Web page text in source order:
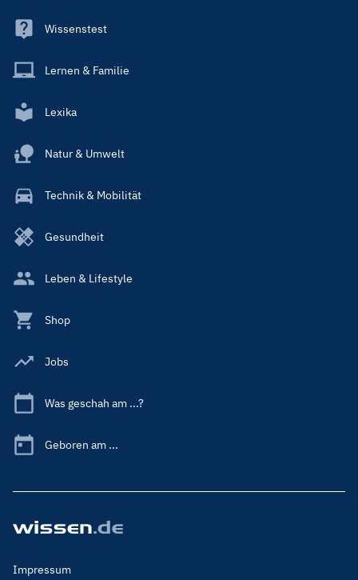
Wissenstest
Lernen & Familie
Lexika
Natur & Umwelt
Technik & Mobilität
Gesundheit
Leben & Lifestyle
Shop
Jobs
Was geschah am ...?
Geboren am ...
Footer
Impressum